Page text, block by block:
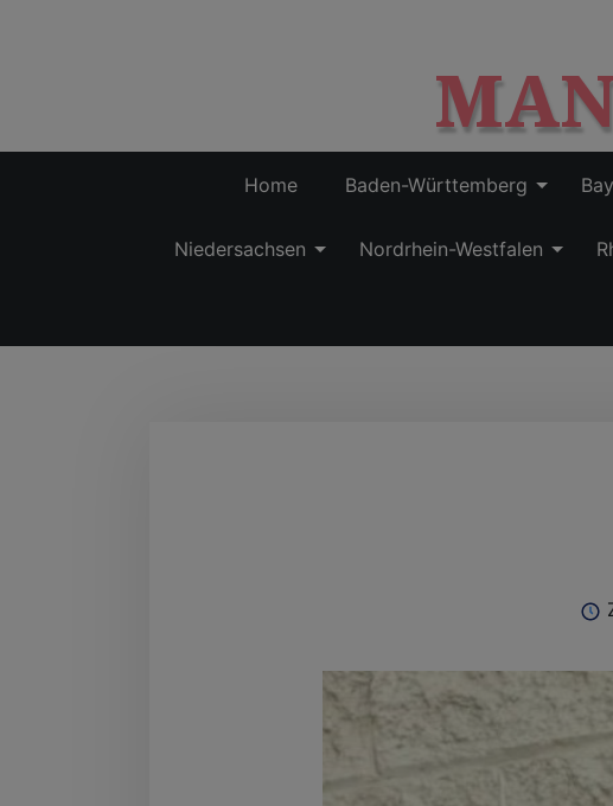
Home Baden-Württemberg
Niedersachsen Nordrhein-Westfalen